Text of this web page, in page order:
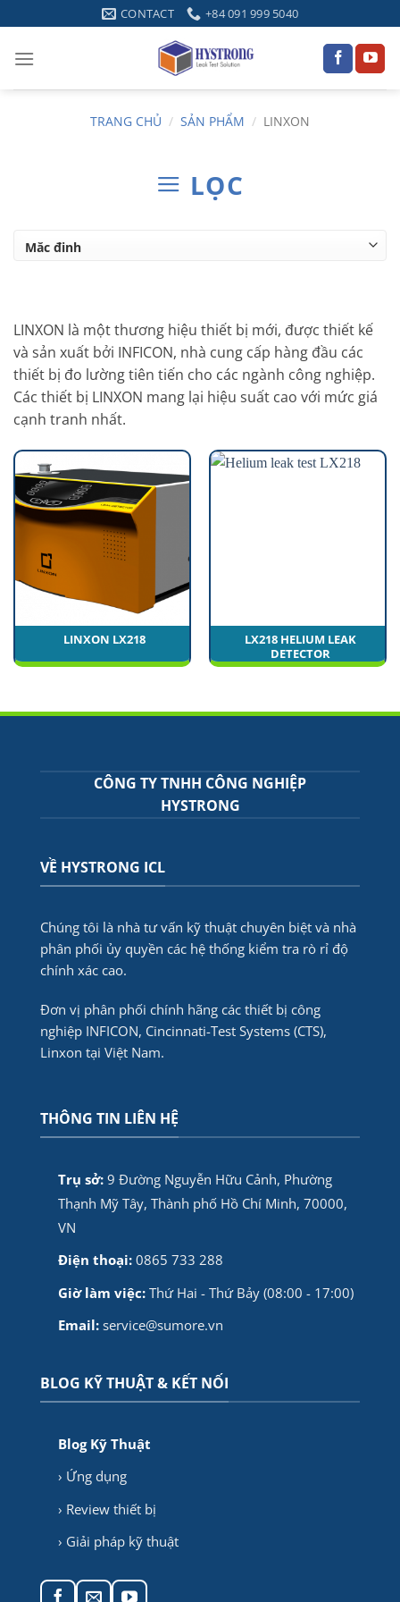
to
content
CONTACT +84 091 999 5040
TRANG CHỦ / SẢN PHẨM / LINXON
LỌC
LINXON là một thương hiệu thiết bị mới, được thiết kế
và sản xuất bởi INFICON, nhà cung cấp hàng đầu các
thiết bị đo lường tiên tiến cho các ngành công nghiệp.
Các thiết bị LINXON mang lại hiệu suất cao với mức giá
cạnh tranh nhất.
LINXON LX218
LX218 HELIUM LEAK
DETECTOR
CÔNG TY TNHH CÔNG NGHIỆP
HYSTRONG
VỀ HYSTRONG ICL
Chúng tôi là nhà tư vấn kỹ thuật chuyên biệt và nhà
phân phối ủy quyền các hệ thống kiểm tra rò rỉ độ
chính xác cao.
Đơn vị phân phối chính hãng các thiết bị công
nghiệp INFICON, Cincinnati-Test Systems (CTS),
Linxon tại Việt Nam.
THÔNG TIN LIÊN HỆ
Trụ sở: 9 Đường Nguyễn Hữu Cảnh, Phường
Thạnh Mỹ Tây, Thành phố Hồ Chí Minh, 70000,
VN
Điện thoại:0865 733 288
Giờ làm việc:Thứ Hai - Thứ Bảy (08:00 - 17:00)
Email:service@sumore.vn
BLOG KỸ THUẬT & KẾT NỐI
Blog Kỹ Thuật
› Ứng dụng
› Review thiết bị
› Giải pháp kỹ thuật